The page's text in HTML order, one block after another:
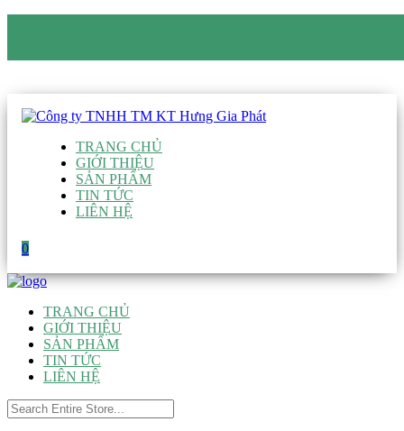
TRANG CHỦ
GIỚI THIỆU
SẢN PHẨM
TIN TỨC
LIÊN HỆ
0
TRANG CHỦ
GIỚI THIỆU
SẢN PHẨM
TIN TỨC
LIÊN HỆ